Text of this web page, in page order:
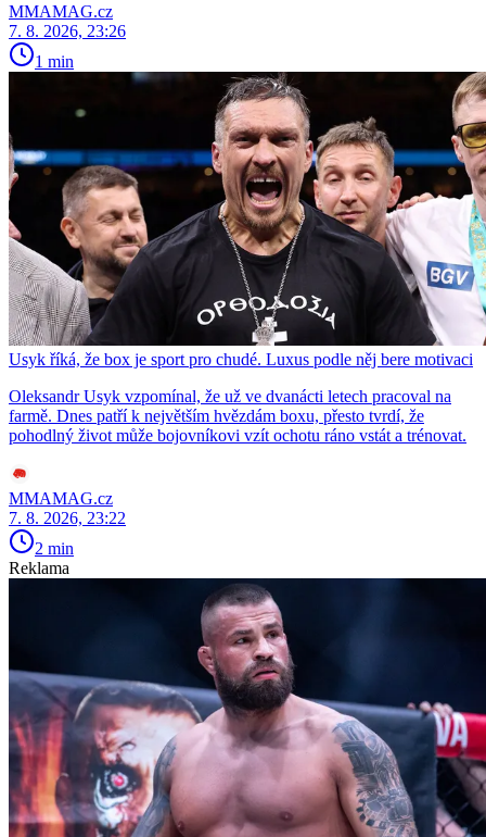
MMAMAG.cz
7. 8. 2026, 23:26
1 min
Usyk říká, že box je sport pro chudé. Luxus podle něj bere motivaci
Oleksandr Usyk vzpomínal, že už ve dvanácti letech pracoval na
farmě. Dnes patří k největším hvězdám boxu, přesto tvrdí, že
pohodlný život může bojovníkovi vzít ochotu ráno vstát a trénovat.
MMAMAG.cz
7. 8. 2026, 23:22
2 min
Reklama